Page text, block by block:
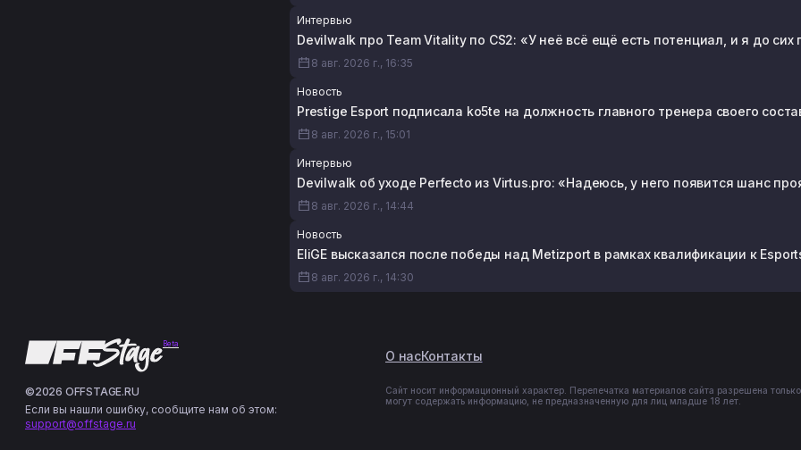
Интервью
Devilwalk про Team Vitality по CS2: «У неё всё ещё есть потенциал, и я до сих
8 авг. 2026 г., 16:35
Новость
Prestige Esport подписала ko5te на должность главного тренера своего
8 авг. 2026 г., 15:01
Интервью
Devilwalk об уходе Perfecto из Virtus.pro: «Надеюсь, у него появится шанс
8 авг. 2026 г., 14:44
Новость
EliGE высказался после победы над Metizport в рамках квалификации к
8 авг. 2026 г., 14:30
Beta
О насКонтакты
©2026 OFFSTAGE.RU
Если вы нашли ошибку, сообщите нам об этом:
support@offstage.ru
Сайт носит информационный характер. Перепечатка материалов сайта разрешена
могут содержать информацию, не предназначенную для лиц младше 18 лет.